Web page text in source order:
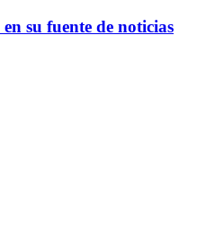
en su fuente de noticias